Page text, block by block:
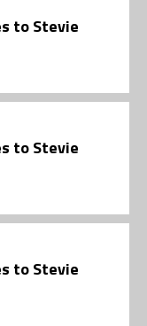
to Stevie
to Stevie
to Stevie